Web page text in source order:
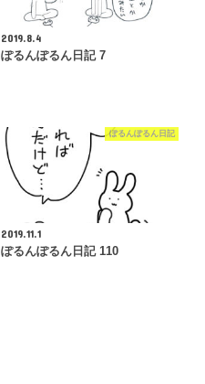
2019.8.4
ぽるんぽるん日記 7
ぽるんぽるん日記
2019.11.1
ぽるんぽるん日記 110